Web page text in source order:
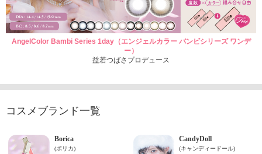
AngelColor Bambi Series 1day（エンジェルカラー バンビシリーズ ワンデ
ー）
益若つばさプロデュース
コスメブランド一覧